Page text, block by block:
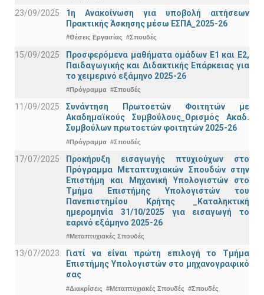
23/09/2025
1η Ανακοίνωση για υποβολή αιτήσεων
Πρακτικής Άσκησης μέσω ΕΣΠΑ_2025-26
#Θέσεις Εργασίας #Σπουδές
15/09/2025
Προσφερόμενα μαθήματα ομάδων Ε1 και Ε2,
Παιδαγωγικής και Διδακτικής Επάρκειας για
το χειμερινό εξάμηνο 2025-26
#Πρόγραμμα #Σπουδές
11/09/2025
Συνάντηση Πρωτοετών Φοιτητών με
Ακαδημαϊκούς Συμβούλους_Ορισμός Ακαδ.
Συμβούλων πρωτοετών φοιτητών 2025-26
#Πρόγραμμα #Σπουδές
17/07/2025
Προκήρυξη εισαγωγής πτυχιούχων στo
Πρόγραμμα Μεταπτυχιακών Σπουδών στην
Επιστήμη και Μηχανική Υπολογιστών στο
Τμήμα Eπιστήμης Υπολογιστών του
Πανεπιστημίου Κρήτης _Καταληκτική
ημερομηνία 31/10/2025 για εισαγωγή το
εαρινό εξάμηνο 2025-26
#Μεταπτυχιακές Σπουδές
13/07/2023
Γιατί να είναι πρώτη επιλογή το Τμήμα
Επιστήμης Υπολογιστών στο μηχανογραφικό
σας
#Διακρίσεις #Μεταπτυχιακές Σπουδές #Σπουδές